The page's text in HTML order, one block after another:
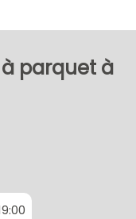
parquet à